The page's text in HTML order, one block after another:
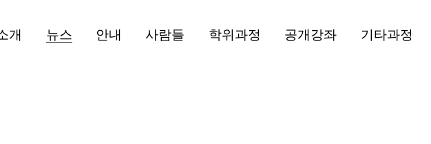
개 뉴스 안내 사람들 학위과정 공개강좌 기타과정